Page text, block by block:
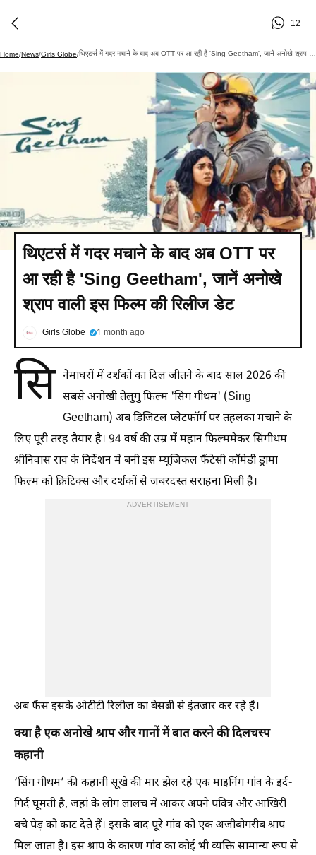
12
Home/News/Girls Globe/
थिएटर्स में गदर मचाने के बाद अब OTT पर
आ रही है 'Sing Geetham', जानें अनोखे
श्राप वाली इस फिल्म की रिलीज डेट
Girls Globe 1 month ago
सि नेमाघरों में दर्शकों का दिल जीतने के बाद साल 2026 की
सबसे अनोखी तेलुगु फिल्म 'सिंग गीथम' (Sing
Geetham) अब डिजिटल प्लेटफॉर्म पर तहलका मचाने के
लिए पूरी तरह तैयार है। 94 वर्ष की उम्र में महान फिल्ममेकर सिंगीथम
श्रीनिवास राव के निर्देशन में बनी इस म्यूजिकल फैंटेसी कॉमेडी ड्रामा
फिल्म को क्रिटिक्स और दर्शकों से जबरदस्त सराहना मिली है।
ADVERTISEMENT
अब फैंस इसके ओटीटी रिलीज का बेसब्री से इंतजार कर रहे हैं।
क्या है एक अनोखे श्राप और गानों में बात करने की दिलचस्प
कहानी
‘सिंग गीथम’ की कहानी सूखे की मार झेल रहे एक माइनिंग गांव के इर्द-
गिर्द घूमती है, जहां के लोग लालच में आकर अपने पवित्र और आखिरी
बचे पेड़ को काट देते हैं। इसके बाद पूरे गांव को एक अजीबोगरीब श्राप
मिल जाता है। इस श्राप के कारण गांव का कोई भी व्यक्ति सामान्य रूप से